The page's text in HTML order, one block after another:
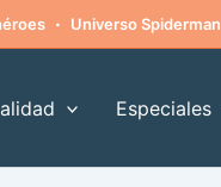
· Universo Spiderman
Especiales